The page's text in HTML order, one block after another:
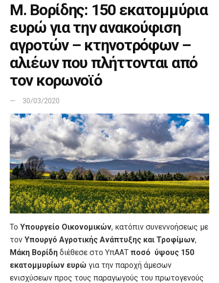
Μ. Βορίδης: 150 εκατομμύρια
ευρώ για την ανακούφιση
αγροτών – κτηνοτρόφων –
αλιέων που πλήττονται από
τον κορωνοϊό
30/03/2020
Το Υπουργείο Οικονομικών, κατόπιν συνεννοήσεως με
τον Υπουργό Αγροτικής Ανάπτυξης και Τροφίμων,
Μάκη Βορίδη διέθεσε στο ΥπΑΑΤ ποσό ύψους 150
εκατομμυρίων ευρώ για την παροχή άμεσων
ενισχύσεων προς τους παραγωγούς του πρωτογενούς